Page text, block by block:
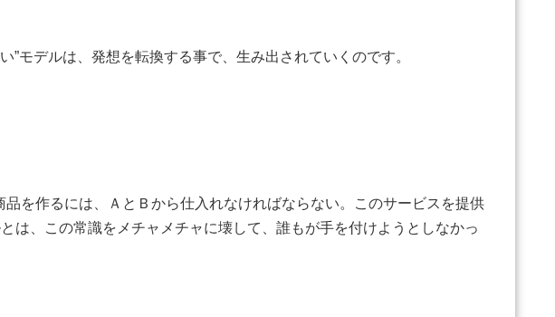
”モデルは、発想を転換する事で、生み出されていくのです。
を作るには、ＡとＢから仕入れなければならない。このサービスを提供
は、この常識をメチャメチャに壊して、誰もが手を付けようとしなかっ